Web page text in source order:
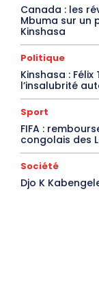
Canada : les
Mbuma sur un
Kinshasa
Politique
Kinshasa :
l’insalubrité
Sport
FIFA :
congolais des
Société
Djo K